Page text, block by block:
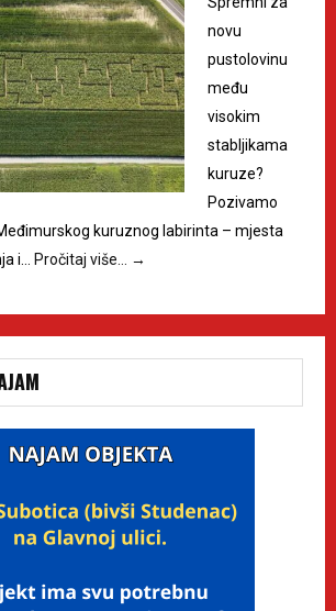
novu
pustolovinu
među
visokim
stabljikama
kuruze?
Pozivamo
kuruznog labirinta – mjesta
i…
Pročitaj više… →